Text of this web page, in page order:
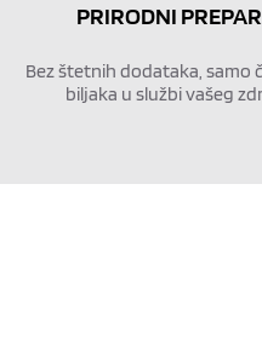
PRIRODNI
Bez štetnih dodataka, samo
biljaka u službi vašeg